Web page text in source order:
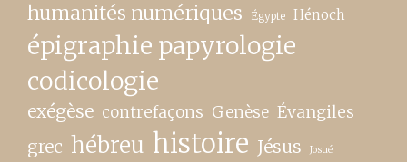
humanités numériques Égypte Hénoch
épigraphie papyrologie
codicologie
exégèse contrefaçons Genèse Évangiles
grec hébreu histoire Jésus Josué